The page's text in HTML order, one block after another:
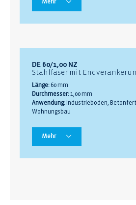
Mehr
DE 60/1,00 NZ
Stahlfaser mit
Länge: 60 mm
Durchmesser:1,00 mm
Anwendung: Industrieboden,
Wohnungsbau
Mehr